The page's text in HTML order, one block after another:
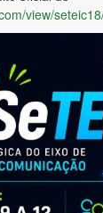
view/